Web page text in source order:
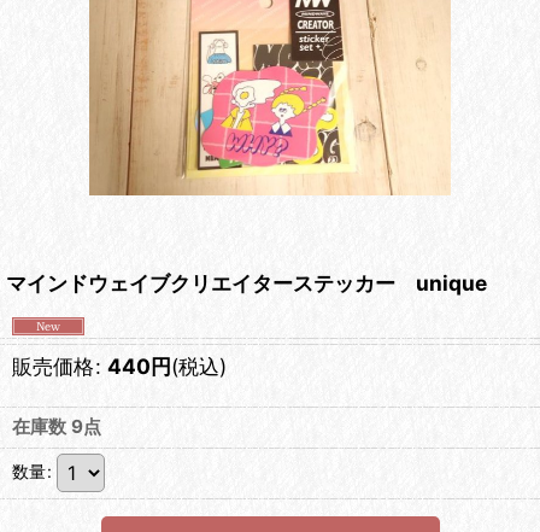
マインドウェイブクリエイターステッカー unique
販売価格: 440円(税込)
在庫数 9点
数量: